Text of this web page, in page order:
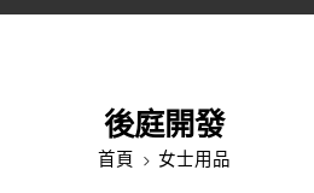
後庭開發
首頁 女士用品